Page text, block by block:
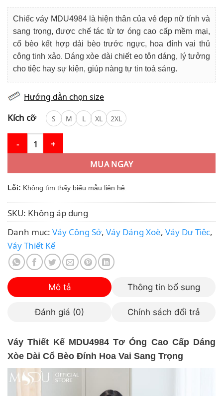
là:
860.000₫.
tại
là:
689.000₫.
Chiếc váy MDU4984 là hiện thân của vẻ đẹp nữ tính và
sang trọng, được chế tác từ tơ óng cao cấp mềm mại,
cổ bèo kết hợp dải bèo trước ngực, hoa đính vai thủ
công tinh xảo. Dáng xòe dài chiết eo tôn dáng, lý tưởng
cho tiệc hay sự kiện, giúp nàng tự tin toả sáng.
Hướng dẫn chọn size
Kích cỡ S M L XL 2XL
Váy Thiết Kế MDU4984 Tơ Óng Cao Cấp Cổ Bèo Đính Hoa Vai
MUA NGAY
Lỗi: Không tìm thấy biểu mẫu liên hệ.
SKU:Không áp dụng
Danh mục:Váy Công Sở,Váy Dáng Xoè,Váy Dự Tiệc,
Váy Thiết Kế
Mô tả Thông tin bổ sung
Đánh giá (0) Chính sách đổi trả
Váy Thiết Kế MDU4984 Tơ Óng Cao Cấp Dáng
Xòe Dài Cổ Bèo Đính Hoa Vai Sang Trọng